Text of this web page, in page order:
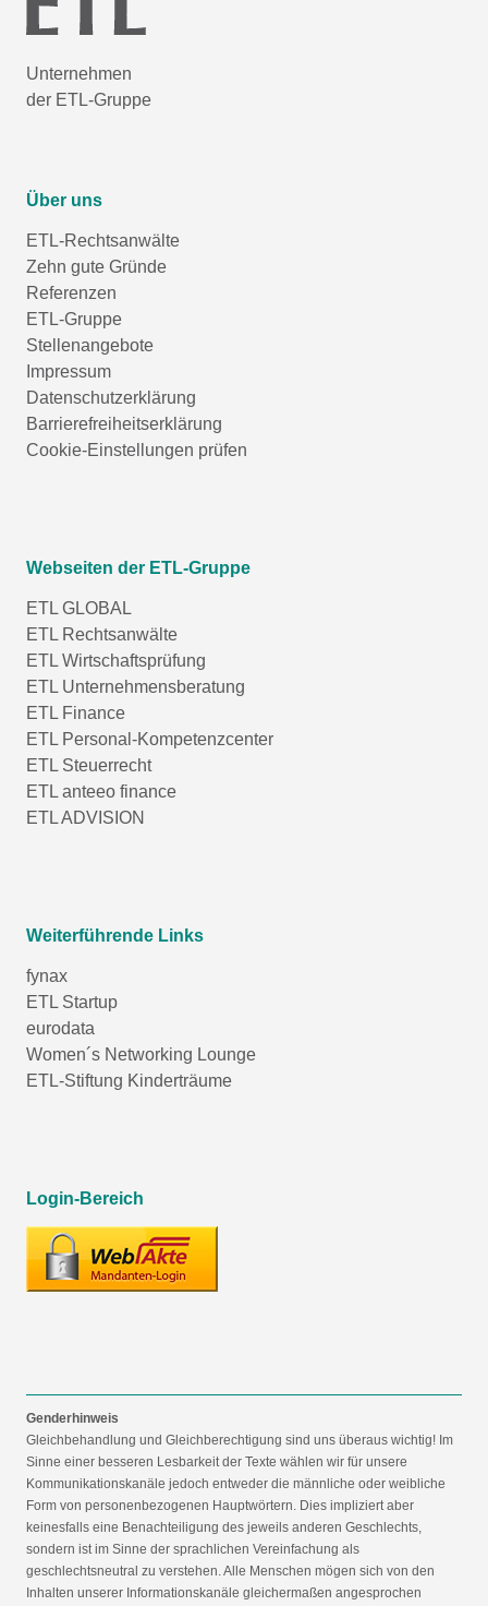
Unternehmen
der ETL-Gruppe
Über uns
ETL-Rechtsanwälte
Zehn gute Gründe
Referenzen
ETL-Gruppe
Stellenangebote
Impressum
Datenschutzerklärung
Barrierefreiheitserklärung
Cookie-Einstellungen prüfen
Webseiten der ETL-Gruppe
ETL GLOBAL
ETL Rechtsanwälte
ETL Wirtschaftsprüfung
ETL Unternehmensberatung
ETL Finance
ETL Personal-Kompetenzcenter
ETL Steuerrecht
ETL anteeo finance
ETL ADVISION
Weiterführende Links
fynax
ETL Startup
eurodata
Women´s Networking Lounge
ETL-Stiftung Kinderträume
Login-Bereich
Genderhinweis
Gleichbehandlung und Gleichberechtigung sind uns überaus wichtig! Im
Sinne einer besseren Lesbarkeit der Texte wählen wir für unsere
Kommunikationskanäle jedoch entweder die männliche oder weibliche
Form von personenbezogenen Hauptwörtern. Dies impliziert aber
keinesfalls eine Benachteiligung des jeweils anderen Geschlechts,
sondern ist im Sinne der sprachlichen Vereinfachung als
geschlechtsneutral zu verstehen. Alle Menschen mögen sich von den
Inhalten unserer Informationskanäle gleichermaßen angesprochen